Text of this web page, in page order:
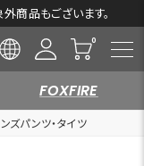
品もございます。
FOXFIRE
ズパンツ・タイツ